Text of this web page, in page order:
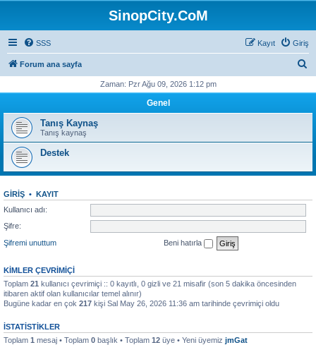
SinopCity.CoM
SSS Giriş
Kayıt
Forum ana sayfa
Zaman: Pzr Ağu 09, 2026 1:12 pm
Genel
Tanış Kaynaş
Tanış kaynaş
Destek
GIRIŞ • KAYIT
Kullanıcı adı:
Şifre:
Şifremi unuttum
Beni hatırla
KIMLER ÇEVRIMIÇI
Toplam 21 kullanıcı çevrimiçi :: 0 kayıtlı, 0 gizli ve 21 misafir (son 5 dakika öncesinden
itibaren aktif olan kullanıcılar temel alınır)
Bugüne kadar en çok 217 kişi Sal May 26, 2026 11:36 am tarihinde çevrimiçi oldu
İSTATISTIKLER
Toplam 1 mesaj • Toplam 0 başlık • Toplam 12 üye • Yeni üyemiz jmGat